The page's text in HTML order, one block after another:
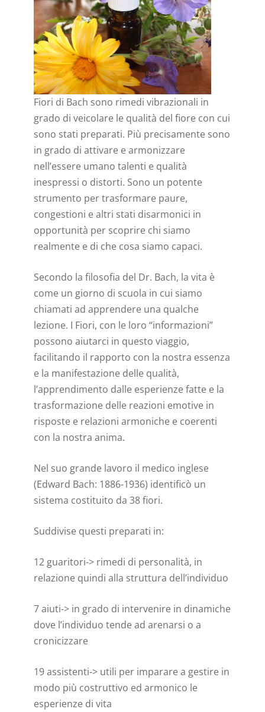
Fiori di Bach sono rimedi vibrazionali in
grado di veicolare le qualità del fiore con cui
sono stati preparati. Più precisamente sono
in grado di attivare e armonizzare
nell’essere umano talenti e qualità
inespressi o distorti. Sono un potente
strumento per trasformare paure,
congestioni e altri stati disarmonici in
opportunità per scoprire chi siamo
realmente e di che cosa siamo capaci.
Secondo la filosofia del Dr. Bach, la vita è
come un giorno di scuola in cui siamo
chiamati ad apprendere una qualche
lezione. I Fiori, con le loro “informazioni”
possono aiutarci in questo viaggio,
facilitando il rapporto con la nostra essenza
e la manifestazione delle qualità,
l’apprendimento dalle esperienze fatte e la
trasformazione delle reazioni emotive in
risposte e relazioni armoniche e coerenti
con la nostra anima.
Nel suo grande lavoro il medico inglese
(Edward Bach: 1886-1936) identificò un
sistema costituito da 38 fiori.
Suddivise questi preparati in:
12 guaritori-> rimedi di personalità, in
relazione quindi alla struttura dell’individuo
7 aiuti-> in grado di intervenire in dinamiche
dove l’individuo tende ad arenarsi o a
cronicizzare
19 assistenti-> utili per imparare a gestire in
modo più costruttivo ed armonico le
esperienze di vita